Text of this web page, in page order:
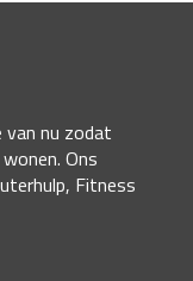
nu zodat
Ons
Fitness